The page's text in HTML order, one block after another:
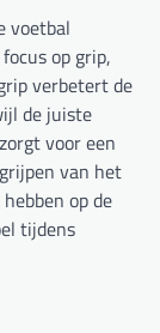
voetbal
op grip,
verbetert de
de juiste
voor een
van het
op de
tijdens